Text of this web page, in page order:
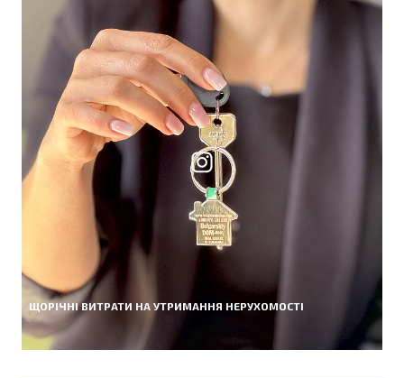
ЩОРІЧНІ ВИТРАТИ НА УТРИМАННЯ НЕРУХОМОСТІ